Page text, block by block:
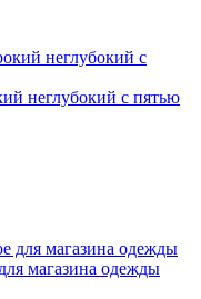
неглубокий с пятью
магазина одежды